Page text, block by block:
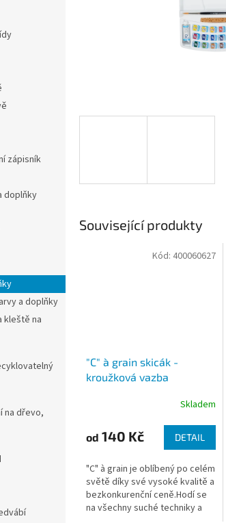
zápisník
doplňky
a doplňky
kleště na
na dřevo,
Související produkty
"C" à grain skicák -
kroužková vazba
Skladem
od 140 Kč DETAIL
"C" à grain je oblíbený po celém
světě díky své vysoké kvalitě a
bezkonkurenční ceně.Hodí se
na všechny suché techniky a
Kód: 400060627